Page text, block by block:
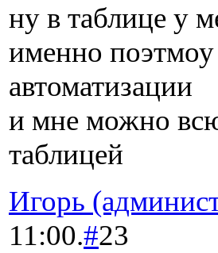
ну в таблице у
именно
автоматизации
и мне можно
таблицей
Игорь
11:00.#23